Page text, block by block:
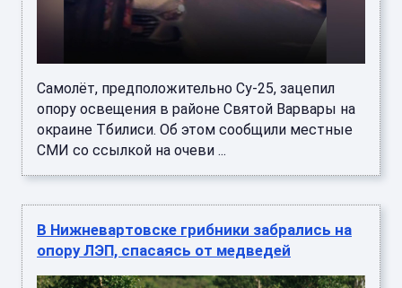
Самолёт, предположительно Су-25, зацепил
опору освещения в районе Святой Варвары на
окраине Тбилиси. Об этом сообщили местные
СМИ со ссылкой на очеви ...
В Нижневартовске грибники забрались на
опору ЛЭП, спасаясь от медведей